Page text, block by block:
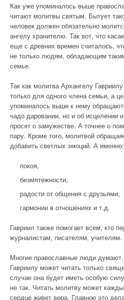
Как уже упоминалось выше
читают молитвы святым. Бытует
человек должен обязательно
ангелу хранителю. Так вот, что
еще с древних времен считалось,
не только людям, обладающим
семье.
Так как молитва Архангелу
только для одного члена семьи, а
упоминалось выше к нему
чадо даровании, но и об исцелении
просят о замужестве. А точнее о
пару. Кроме того, молитвой
добавить светлых эмоций. А именно:
покоя,
безмятежности,
радости от общения с друзьями,
гармонии в отношениях и т.д.
Гавриил также помогает всем, кто
журналистам, писателям, учителям.
Многие православные люди
Гавриилу может читать только
случае она будет иметь особую
не так. Читать молитву может
сердце живет вера. Главное это